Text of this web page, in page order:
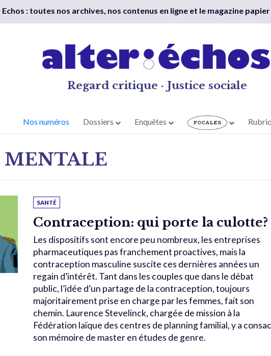
: toutes nos archives, nos contenus en ligne et le magazine
Regard critique · Justice sociale
Nos numéros Dossiers Enquêtes
MENTALE
SANTÉ
Contraception: qui porte la culotte?
Les dispositifs sont encore peu nombreux, les entreprises
pharmaceutiques pas franchement proactives, mais la
contraception masculine suscite ces dernières années un
regain d’intérêt. Tant dans les couples que dans le débat
public, l’idée d’un partage de la contraception, toujours
majoritairement prise en charge par les femmes, fait son
chemin. Laurence Stevelinck, chargée de mission à la
Fédération laïque des centres de planning familial, y a
son mémoire de master en études de genre.